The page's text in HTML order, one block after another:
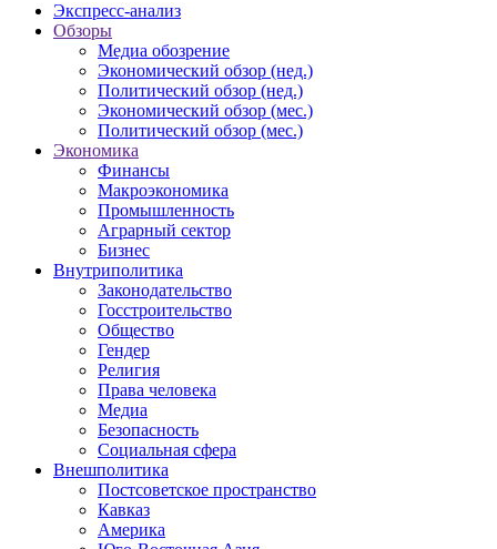
Экспресс-анализ
Обзоры
Медиа обозрение
Экономический обзор (нед.)
Политический обзор (нед.)
Экономический обзор (мес.)
Политический обзор (мес.)
Экономика
Финансы
Макроэкономика
Промышленность
Аграрный сектор
Бизнес
Внутриполитика
Законодательство
Госстроительство
Общество
Гендер
Религия
Права человека
Медиа
Безопасность
Социальная сфера
Внешполитика
Постсоветское пространство
Кавказ
Америка